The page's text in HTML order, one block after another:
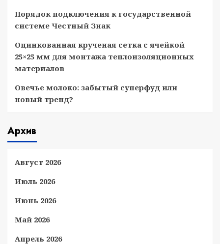
Порядок подключения к государственной
системе Честный Знак
Оцинкованная крученая сетка с ячейкой
25×25 мм для монтажа теплоизоляционных
материалов
Овечье молоко: забытый суперфуд или
новый тренд?
Архив
Август 2026
Июль 2026
Июнь 2026
Май 2026
Апрель 2026